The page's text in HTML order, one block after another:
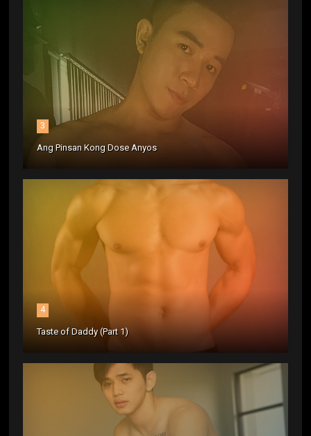
3
Ang Pinsan Kong Dose Anyos
4
Taste of Daddy (Part 1)